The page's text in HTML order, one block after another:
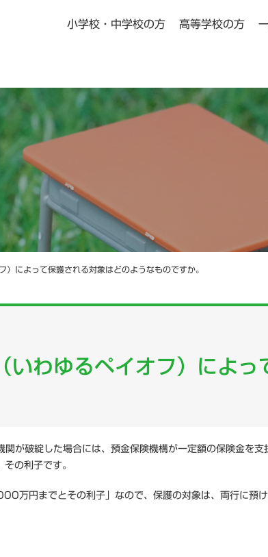
小学校・中学校の方
・更新
小学校・中
高等学校の方
資料集
高等学校
動画
ニュース一覧
によって保護される対象はどのようなものですか。
いわゆるペイオフ）によっ
が破綻した場合には、預金保険機構が一定額の保険金を支
の利子です。
円までとその利子」なので、保護の対象は、両行に預